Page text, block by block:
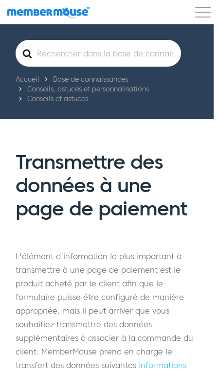
Caractéristiques Clients Tarification
Commencer
Rechercher
Accueil
Base de connaissances
Conseils, astuces et personnalisations
Conseils et astuces
Transmettre des
données à une
page de paiement
L'élément d'information le plus important à
transmettre à une page de paiement est le
produit acheté par le client afin que le
formulaire puisse être configuré de manière
appropriée, mais il peut arriver que vous
souhaitiez transmettre des données
supplémentaires à associer à la commande du
client. MemberMouse prend en charge le
transfert des données suivantes informations